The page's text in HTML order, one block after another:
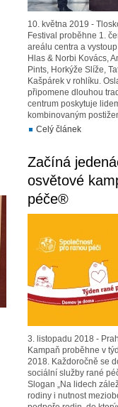
10. května 2019 -
Festival proběhne 1.
areálu centra a
Hlas & Norbi Kovács,
Pints, Horkýže Slíže,
Kašpárek v rohlíku.
připomene dlouhou
centrum poskytuje
kombinovaným
Celý článek
Začíná
osvětové
péče®
3. listopadu 2018 -
Kampaň proběhne v
2018. Každoročně se
sociální služby rané
Slogan „Na lidech
rodiny i nutnost